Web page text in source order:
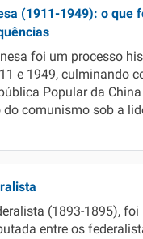
(1911-1949): o que
foi um processo
e 1949, culminando
Popular da China
comunismo sob a
(1893-1895), foi
entre os